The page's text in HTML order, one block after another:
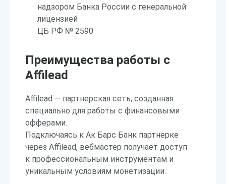
надзором Банка России с генеральной
лицензией
ЦБ РФ № 2590
Преимущества работы с
Affilead
Affilead — партнерская сеть, созданная
специально для работы с финансовыми
офферами.
Подключаясь к Ак Барс Банк партнерке
через Affilead, вебмастер получает доступ
к профессиональным инструментам и
уникальным условиям монетизации.